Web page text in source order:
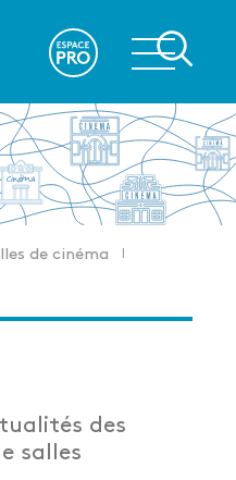
de cinéma
des
salles